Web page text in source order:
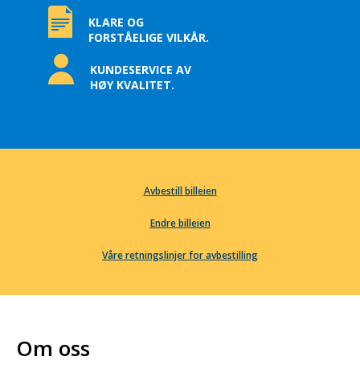
KLARE OG
FORSTÅELIGE VILKÅR.
KUNDESERVICE AV
HØY KVALITET.
Avbestill billeien
Endre billeien
Våre retningslinjer for avbestilling
Om oss